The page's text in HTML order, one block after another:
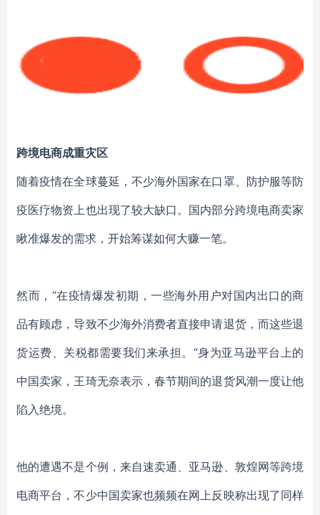
跨境电商成重灾区
随着疫情在全球蔓延，不少海外国家在口罩、防护服等防
疫医疗物资上也出现了较大缺口。国内部分跨境电商卖家
瞅准爆发的需求，开始筹谋如何大赚一笔。
然而，“在疫情爆发初期，一些海外用户对国内出口的商
品有顾虑，导致不少海外消费者直接申请退货，而这些退
货运费、关税都需要我们来承担。”身为亚马逊平台上的
中国卖家，王琦无奈表示，春节期间的退货风潮一度让他
陷入绝境。
他的遭遇不是个例，来自速卖通、亚马逊、敦煌网等跨境
电商平台，不少中国卖家也频频在网上反映称出现了同样